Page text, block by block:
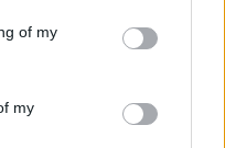
of my
my
Game Agents.
pozwoliłyby mi na
się, że w